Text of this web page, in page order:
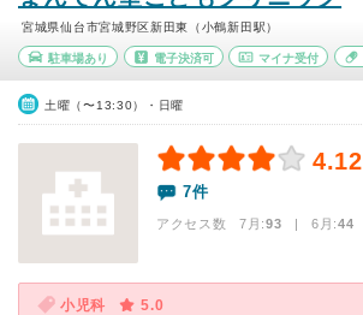
宮城県仙台市宮城野区新田東（小鶴新田駅）
駐車場あり 電子決済可 マイナ受付
土曜（〜13:30）・日曜
4.12
7件
アクセス数 7月:93 | 6月:44
小児科
5.0